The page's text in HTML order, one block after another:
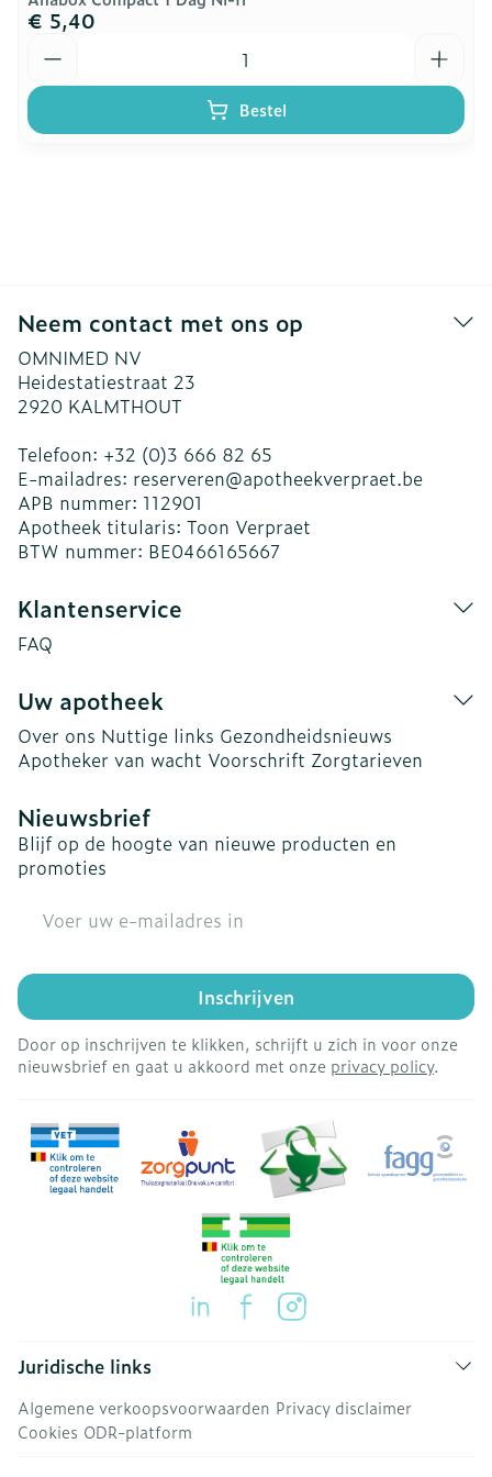
€ 5,40
Bestel
Neem contact met ons op
OMNIMED NV
Heidestatiestraat 23
2920 KALMTHOUT
Telefoon: +32 (0)3 666 82 65
E-mailadres: reserveren@apotheekverpraet.be
APB nummer: 112901
Apotheek titularis: Toon Verpraet
BTW nummer: BE0466165667
Klantenservice
FAQ
Uw apotheek
Over ons Nuttige links Gezondheidsnieuws
Apotheker van wacht Voorschrift Zorgtarieven
Nieuwsbrief
Blijf op de hoogte van nieuwe producten en
promoties
Inschrijven
Door op inschrijven te klikken, schrijft u zich in voor onze
nieuwsbrief en gaat u akkoord met onze privacy policy.
Juridische links
Algemene verkoopsvoorwaarden Privacy disclaimer
Cookies ODR-platform